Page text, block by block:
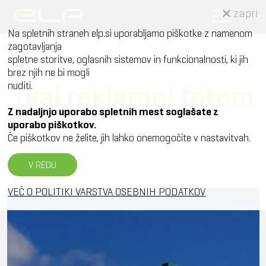
Teal reklamni totem
zapri
Na spletnih straneh elp.si uporabljamo piškotke z namenom
zagotavljanja
spletne storitve, oglasnih sistemov in funkcionalnosti, ki jih
brez njih ne bi mogli
nuditi.
Z nadaljnjo uporabo spletnih mest soglašate z
uporabo piškotkov.
Če piškotkov ne želite, jih lahko onemogočite v nastavitvah.
V REDU
VEČ O POLITIKI VARSTVA OSEBNIH PODATKOV